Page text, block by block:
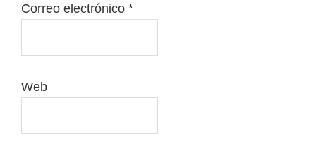
Correo electrónico *
Web